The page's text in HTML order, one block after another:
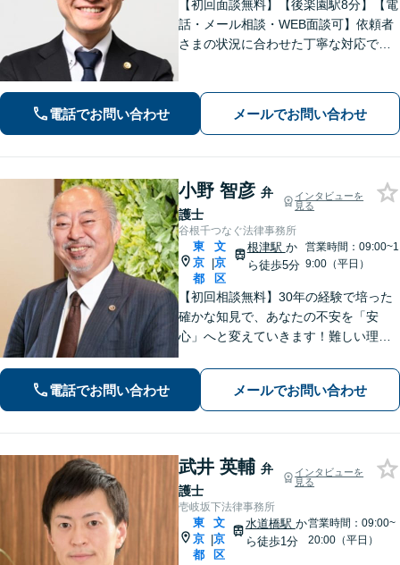
【初回面談無料】【後楽園駅8分】【電
話・メール相談・WEB面談可】依頼者
さまの状況に合わせた丁寧な対応で、
要です。お困りの方はお気軽にご相談
ください【休日・夜間・当日相談に対
電話でお問い合わせ メールでお問い合わせ
小野 智彦 弁
護士
インタビューを
見る
谷根千つなぐ法律事務所
東
京
都
|
文
京
区
根津駅 か
ら徒歩5分
営業時間：09:00~1
9:00（平日）
【初回相談無料】30年の経験で培った
確かな知見で、あなたの不安を「安
心」へと変えていきます！難しい理屈
解きほぐし、あなたが納得して次の一
歩を踏み出せるよう伴走いたします。
【夜間や休日相談も対応可能】
電話でお問い合わせ メールでお問い合わせ
武井 英輔 弁
護士
インタビューを
見る
壱岐坂下法律事務所
東
京
都
|
文
京
区
水道橋駅 か
ら徒歩1分
営業時間：09:00~
20:00（平日）